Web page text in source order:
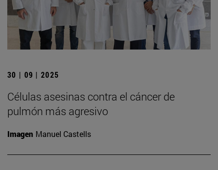
30 | 09 | 2025
Células asesinas contra el cáncer de
pulmón más agresivo
Imagen Manuel Castells